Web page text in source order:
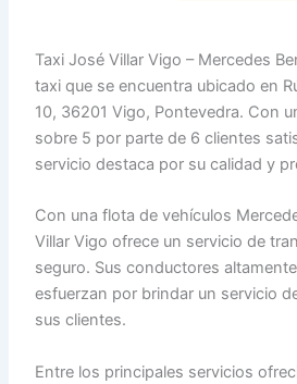
Taxi José Villar Vigo – Mercedes
taxi que se encuentra ubicado en
10, 36201 Vigo, Pontevedra. Con
sobre 5 por parte de 6 clientes
servicio destaca por su calidad y
Con una flota de vehículos
Villar Vigo ofrece un servicio de
seguro. Sus conductores
esfuerzan por brindar un servicio
sus clientes.
Entre los principales servicios